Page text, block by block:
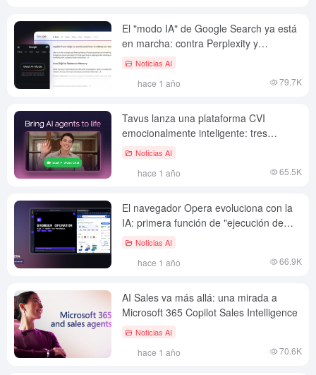
El "modo IA" de Google Search ya está
en marcha: contra Perplexity y
ChatGPT
Noticias AI
hace 1 año 79.7K
Tavus lanza una plataforma CVI
emocionalmente inteligente: tres
modelos básicos impulsan la interacción
digitales
Noticias AI
hace 1 año 65.5K
El navegador Opera evoluciona con la
IA: primera función de "ejecución de
tareas
Noticias AI
hace 1 año 66.9K
AI Sales va más allá: una mirada a
Microsoft 365 Copilot Sales Intelligence
Noticias AI
hace 1 año 70.6K